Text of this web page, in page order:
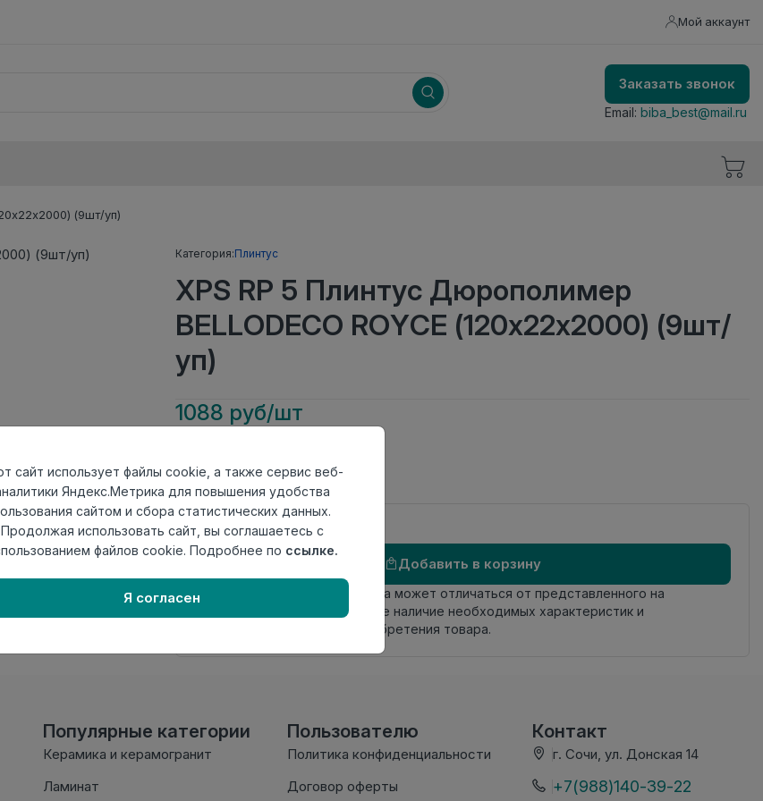
Мой аккаунт
Заказать звонок
Email: biba_best@mail.ru
(9шт/уп)
Категория:Плинтус
XPS RP 5 Плинтус Дюрополимер
BELLODECO ROYCE (120х22x2000) (9шт/
уп)
1088 руб/шт
АктуальностьАктуален
Материал
Дюрополимер
Осталось87 шт
Добавить в корзину
Внимание! Внешний вид товара может отличаться от представленного на
настоящем сайте. Проверяйте наличие необходимых характеристик и
комплектации в момент приобретения товара.
Популярные категории
Керамика и керамогранит
Ламинат
Пользователю
Политика конфиденциальности
Договор оферты
Контакт
г. Сочи, ул. Донская 14
+7(988)140-39-22
сайт использует файлы cookie, а также сервис веб-
Яндекс.Метрика для повышения удобства
сайтом и сбора статистических данных.
Продолжая использовать сайт, вы соглашаетесь с
файлов cookie. Подробнее по ссылке.
Я согласен